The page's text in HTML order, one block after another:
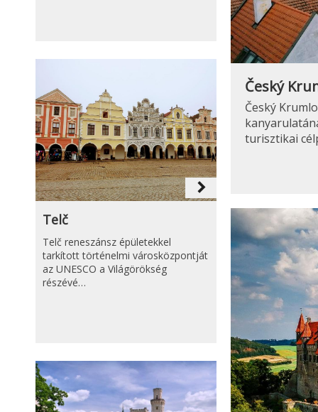
navigate_next
Telč
Telč reneszánsz épületekkel
tarkított történelmi városközpontját
az UNESCO a Világörökség
részévé…
Český
Český
turisztikai